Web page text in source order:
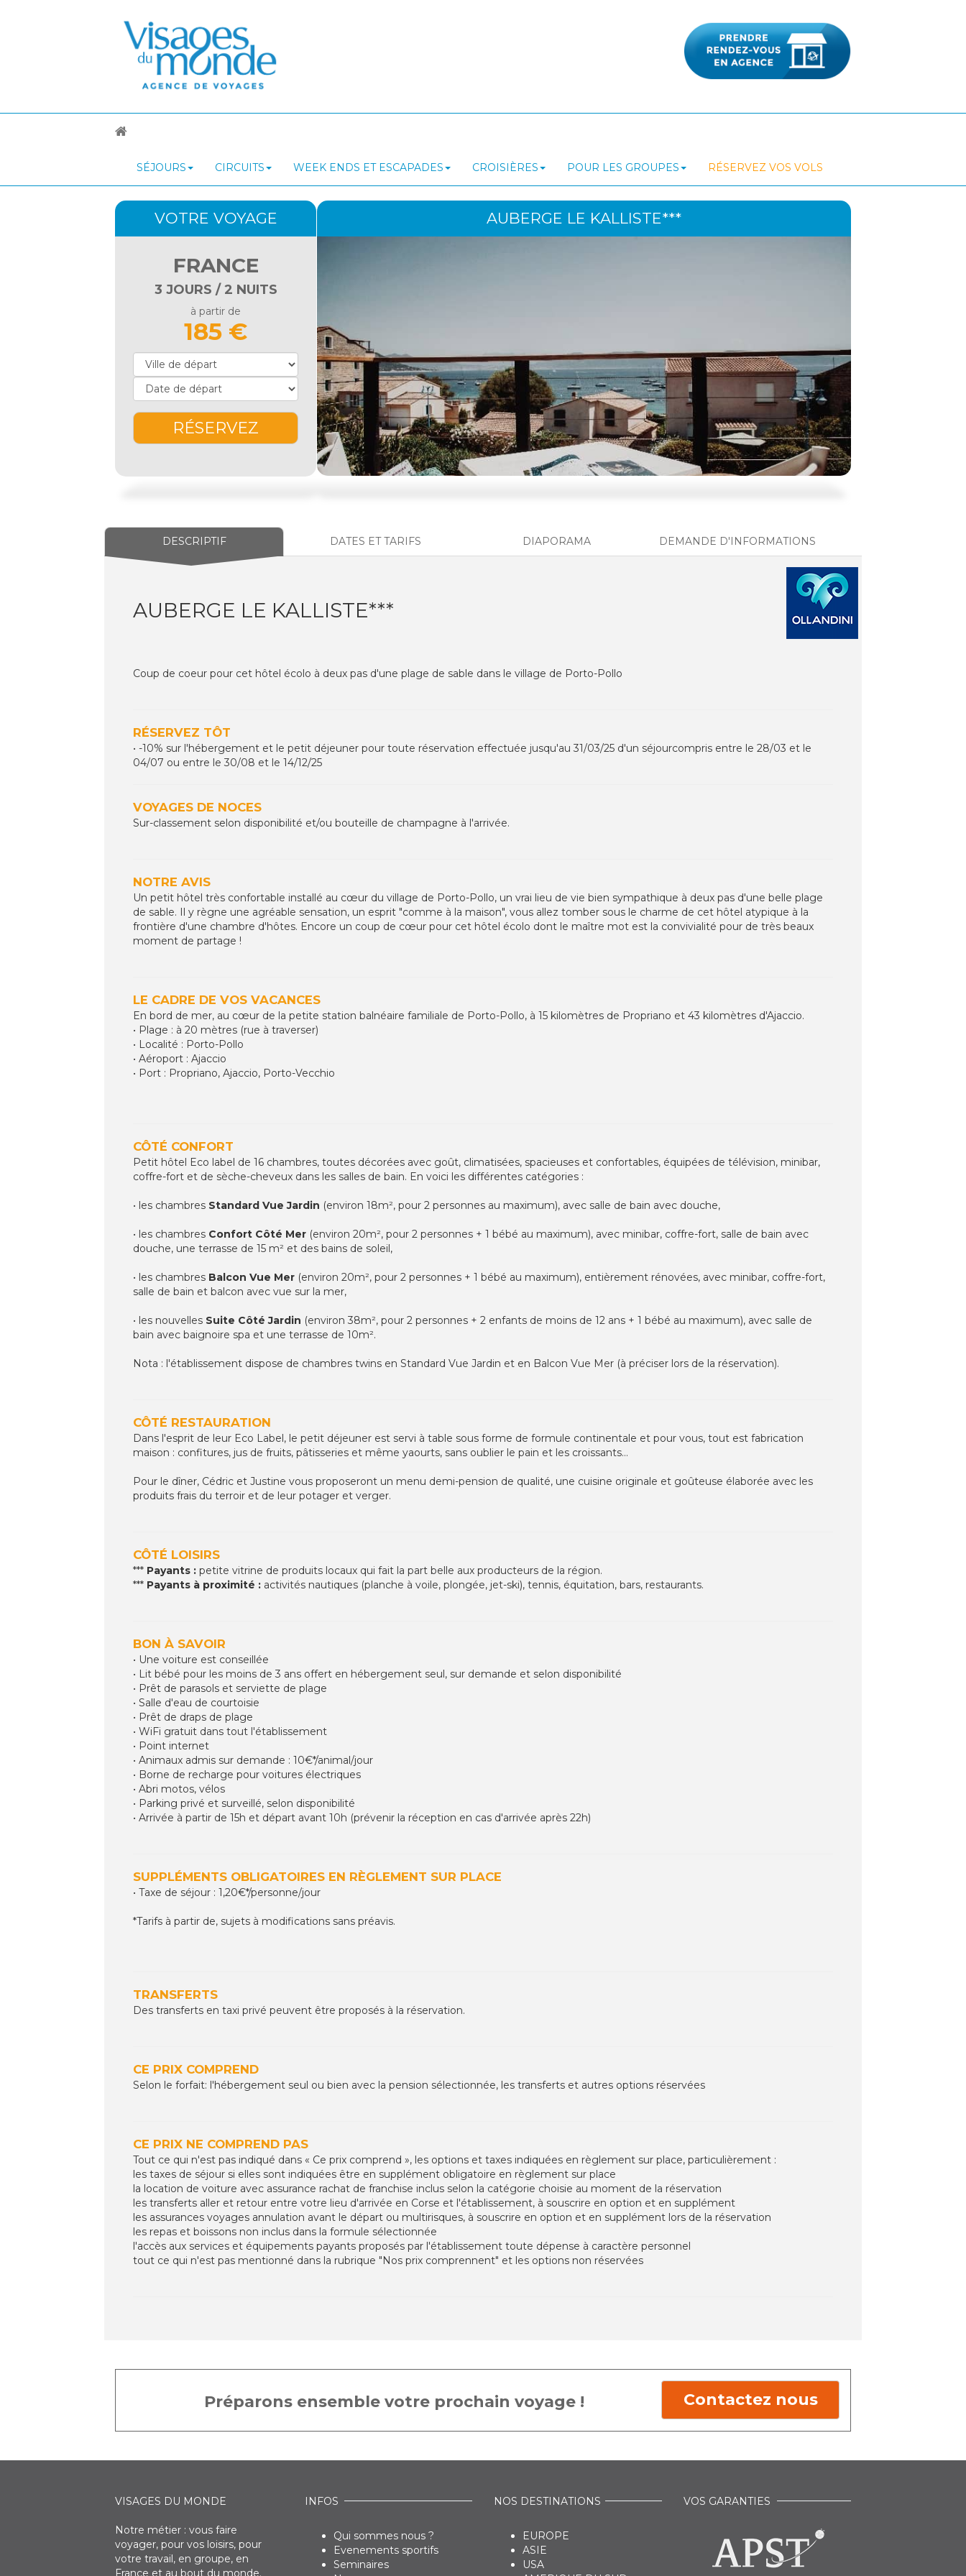
SÉJOURS CIRCUITS WEEK ENDS ET ESCAPADES CROISIÈRES POUR LES GROUPES RÉSERVEZ VOS VOLS
AUBERGE LE KALLISTE***
VOTRE VOYAGE
FRANCE
3 JOURS / 2 NUITS
à partir de
185 €
RÉSERVEZ
DESCRIPTIF DATES ET TARIFS DIAPORAMA DEMANDE D'INFORMATIONS
AUBERGE LE KALLISTE***
Coup de coeur pour cet hôtel écolo à deux pas d'une plage de sable dans le village de Porto-Pollo
RÉSERVEZ TÔT
• -10% sur l'hébergement et le petit déjeuner pour toute réservation effectuée jusqu'au 31/03/25 d'un séjourcompris entre le 28/03 et le
04/07 ou entre le 30/08 et le 14/12/25
VOYAGES DE NOCES
Sur-classement selon disponibilité et/ou bouteille de champagne à l'arrivée.
NOTRE AVIS
Un petit hôtel très confortable installé au cœur du village de Porto-Pollo, un vrai lieu de vie bien sympathique à deux pas d'une belle plage
de sable. Il y règne une agréable sensation, un esprit "comme à la maison", vous allez tomber sous le charme de cet hôtel atypique à la
frontière d'une chambre d'hôtes. Encore un coup de cœur pour cet hôtel écolo dont le maître mot est la convivialité pour de très beaux
moment de partage !
LE CADRE DE VOS VACANCES
En bord de mer, au cœur de la petite station balnéaire familiale de Porto-Pollo, à 15 kilomètres de Propriano et 43 kilomètres d'Ajaccio.
• Plage : à 20 mètres (rue à traverser)
• Localité : Porto-Pollo
• Aéroport : Ajaccio
• Port : Propriano, Ajaccio, Porto-Vecchio
CÔTÉ CONFORT
Petit hôtel Eco label de 16 chambres, toutes décorées avec goût, climatisées, spacieuses et confortables, équipées de télévision, minibar,
coffre-fort et de sèche-cheveux dans les salles de bain. En voici les différentes catégories :
• les chambres Standard Vue Jardin (environ 18m², pour 2 personnes au maximum), avec salle de bain avec douche,
• les chambres Confort Côté Mer (environ 20m², pour 2 personnes + 1 bébé au maximum), avec minibar, coffre-fort, salle de bain avec
douche, une terrasse de 15 m² et des bains de soleil,
• les chambres Balcon Vue Mer (environ 20m², pour 2 personnes + 1 bébé au maximum), entièrement rénovées, avec minibar, coffre-fort,
salle de bain et balcon avec vue sur la mer,
• les nouvelles Suite Côté Jardin (environ 38m², pour 2 personnes + 2 enfants de moins de 12 ans + 1 bébé au maximum), avec salle de
bain avec baignoire spa et une terrasse de 10m².
Nota : l'établissement dispose de chambres twins en Standard Vue Jardin et en Balcon Vue Mer (à préciser lors de la réservation).
CÔTÉ RESTAURATION
Dans l'esprit de leur Eco Label, le petit déjeuner est servi à table sous forme de formule continentale et pour vous, tout est fabrication
maison : confitures, jus de fruits, pâtisseries et même yaourts, sans oublier le pain et les croissants…
Pour le dîner, Cédric et Justine vous proposeront un menu demi-pension de qualité, une cuisine originale et goûteuse élaborée avec les
produits frais du terroir et de leur potager et verger.
CÔTÉ LOISIRS
*** Payants : petite vitrine de produits locaux qui fait la part belle aux producteurs de la région.
*** Payants à proximité : activités nautiques (planche à voile, plongée, jet-ski), tennis, équitation, bars, restaurants.
BON À SAVOIR
• Une voiture est conseillée
• Lit bébé pour les moins de 3 ans offert en hébergement seul, sur demande et selon disponibilité
• Prêt de parasols et serviette de plage
• Salle d'eau de courtoisie
• Prêt de draps de plage
• WiFi gratuit dans tout l'établissement
• Point internet
• Animaux admis sur demande : 10€*/animal/jour
• Borne de recharge pour voitures électriques
• Abri motos, vélos
• Parking privé et surveillé, selon disponibilité
• Arrivée à partir de 15h et départ avant 10h (prévenir la réception en cas d'arrivée après 22h)
SUPPLÉMENTS OBLIGATOIRES EN RÈGLEMENT SUR PLACE
• Taxe de séjour : 1,20€*/personne/jour
*Tarifs à partir de, sujets à modifications sans préavis.
TRANSFERTS
Des transferts en taxi privé peuvent être proposés à la réservation.
CE PRIX COMPREND
Selon le forfait: l'hébergement seul ou bien avec la pension sélectionnée, les transferts et autres options réservées
CE PRIX NE COMPREND PAS
Tout ce qui n'est pas indiqué dans « Ce prix comprend », les options et taxes indiquées en règlement sur place, particulièrement :
les taxes de séjour si elles sont indiquées être en supplément obligatoire en règlement sur place
la location de voiture avec assurance rachat de franchise inclus selon la catégorie choisie au moment de la réservation
les transferts aller et retour entre votre lieu d'arrivée en Corse et l'établissement, à souscrire en option et en supplément
les assurances voyages annulation avant le départ ou multirisques, à souscrire en option et en supplément lors de la réservation
les repas et boissons non inclus dans la formule sélectionnée
l'accès aux services et équipements payants proposés par l'établissement toute dépense à caractère personnel
tout ce qui n'est pas mentionné dans la rubrique "Nos prix comprennent" et les options non réservées
Préparons ensemble votre prochain voyage ! Contactez nous
VISAGES DU MONDE
Notre métier : vous faire
voyager, pour vos loisirs, pour
votre travail, en groupe, en
France et au bout du monde.
INFOS
Qui sommes nous ?
Evenements sportifs
Seminaires
NOS DESTINATIONS
EUROPE
ASIE
USA
VOS GARANTIES